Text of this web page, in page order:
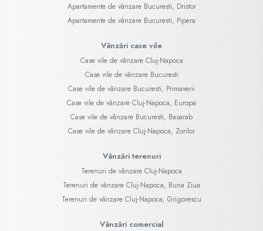
Apartamente de vânzare Bucuresti, Dristor
Apartamente de vânzare Bucuresti, Pipera
Vânzări case vile
Case vile de vânzare Cluj-Napoca
Case vile de vânzare Bucuresti
Case vile de vânzare Bucuresti, Primaverii
Case vile de vânzare Cluj-Napoca, Europa
Case vile de vânzare Bucuresti, Basarab
Case vile de vânzare Cluj-Napoca, Zorilor
Vânzări terenuri
Terenuri de vânzare Cluj-Napoca
Terenuri de vânzare Cluj-Napoca, Buna Ziua
Terenuri de vânzare Cluj-Napoca, Grigorescu
Vânzări comercial